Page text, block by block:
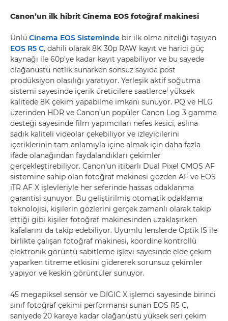
Canon’un ilk hibrit Cinema EOS fotoğraf makinesi
Ünlü Cinema EOS Sisteminde bir ilk olma niteliği taşıyan
EOS R5 C, dahili olarak 8K 30p RAW kayıt ve harici güç
kaynağı ile 60p’ye kadar kayıt yapabiliyor ve bu sayede
olağanüstü netlik sunarken sonsuz sayıda post
prodüksiyon olasılığı yaratıyor. Yerleşik aktif soğutma
sistemi sayesinde içerik üreticilere saatlercei yüksek
kalitede 8K çekim yapabilme imkanı sunuyor. PQ ve HLG
üzerinden HDR ve Canon’un popüler Canon Log 3 gamma
desteği sayesinde film yapımcıları nefes kesici, aslına
sadık kaliteli videolar çekebiliyor ve izleyicilerini
içeriklerinin tam anlamıyla içine almak için daha fazla
ifade olanağından faydalandıkları çekimler
gerçekleştirebiliyor. Canon’un itibarlı Dual Pixel CMOS AF
sistemine sahip olan fotoğraf makinesi gözden AF ve EOS
iTR AF X işlevleriyle her seferinde hassas odaklanma
garantisi sunuyor. Bu geliştirilmiş otomatik odaklama
teknolojisi, kişilerin gözlerini gerçek zamanlı olarak takip
ettiği gibi kişiler fotoğraf makinesinden uzaklaşırken
kafalarını da takip edebiliyor. Uyumlu lenslerde Optik IS ile
birlikte çalışan fotoğraf makinesi, koordine kontrollü
elektronik görüntü sabitleme işlevi sayesinde elde çekim
yaparken titreme etkisini gidererek sorunsuz çekimler
yapıyor ve keskin görüntüler sunuyor.
45 megapiksel sensör ve DIGIC X işlemci sayesinde birinci
sınıf fotoğraf çekimi performansı sunan EOS R5 C,
saniyede 20 kareye kadar olağanüstü yüksek seri çekim